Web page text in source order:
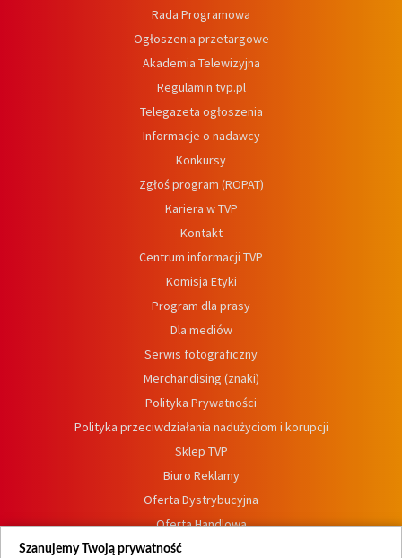
Rada Programowa
Ogłoszenia przetargowe
Akademia Telewizyjna
Regulamin tvp.pl
Telegazeta ogłoszenia
Informacje o nadawcy
Konkursy
Zgłoś program (ROPAT)
Kariera w TVP
Kontakt
Centrum informacji TVP
Komisja Etyki
Program dla prasy
Dla mediów
Serwis fotograficzny
Merchandising (znaki)
Polityka Prywatności
Polityka przeciwdziałania nadużyciom i korupcji
Sklep TVP
Biuro Reklamy
Oferta Dystrybucyjna
Oferta Handlowa
Dostępność
Szanujemy Twoją prywatność